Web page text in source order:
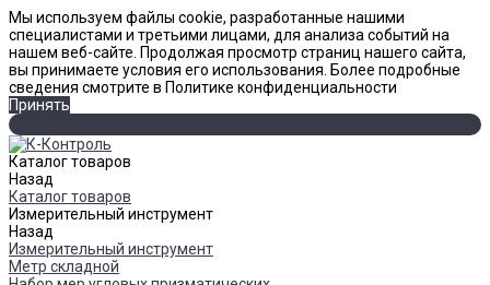
Мы используем файлы cookie, разработанные нашими
специалистами и третьими лицами, для анализа событий на
нашем веб-сайте. Продолжая просмотр страниц нашего сайта,
вы принимаете условия его использования. Более подробные
сведения смотрите в Политике конфиденциальности
Принять
Каталог товаров
Назад
Каталог товаров
Измерительный инструмент
Назад
Измерительный инструмент
Метр складной